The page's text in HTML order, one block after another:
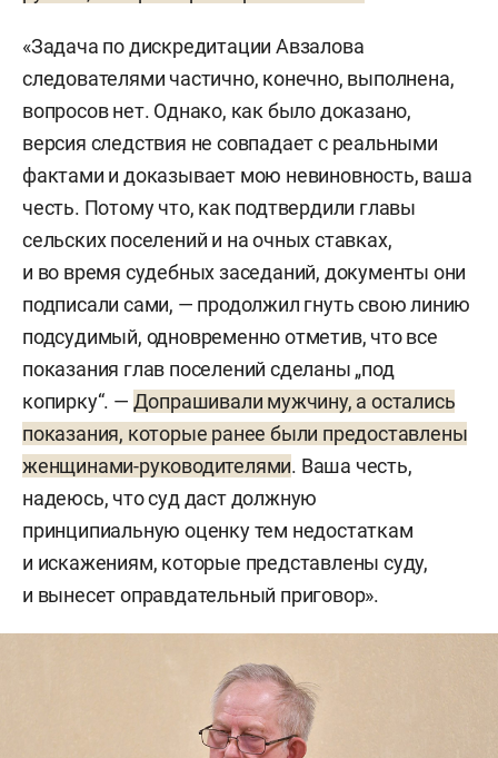
«Задача по дискредитации Авзалова
следователями частично, конечно, выполнена,
вопросов нет. Однако, как было доказано,
версия следствия не совпадает с реальными
фактами и доказывает мою невиновность, ваша
честь. Потому что, как подтвердили главы
сельских поселений и на очных ставках,
и во время судебных заседаний, документы они
подписали сами, — продолжил гнуть свою линию
подсудимый, одновременно отметив, что все
показания глав поселений сделаны „под
копирку“. — Допрашивали мужчину, а остались
показания, которые ранее были предоставлены
женщинами-руководителями. Ваша честь,
надеюсь, что суд даст должную
принципиальную оценку тем недостаткам
и искажениям, которые представлены суду,
и вынесет оправдательный приговор».